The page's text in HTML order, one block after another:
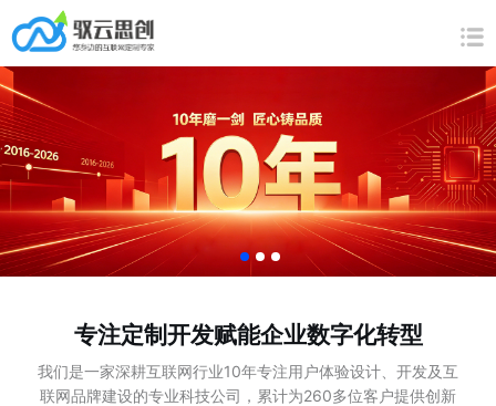
专注定制开发赋能企业数字化转型
我们是一家深耕互联网行业10年专注用户体验设计、开发及互
联网品牌建设的专业科技公司，累计为260多位客户提供创新